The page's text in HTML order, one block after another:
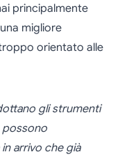
principalmente
migliore
orientato alle
gli strumenti
possono
arrivo che già